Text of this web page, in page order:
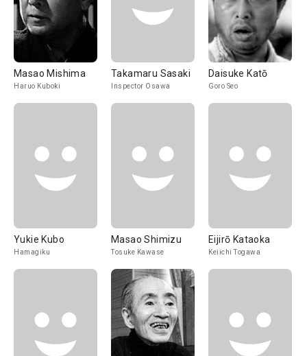
Masao Mishima
Haruo Kuboki
Takamaru Sasaki
Inspector Osawa
Daisuke Katō
Goro Seo
Yukie Kubo
Hamagiku
Masao Shimizu
Tosuke Kawase
Eijirō Kataoka
Keiichi Togawa